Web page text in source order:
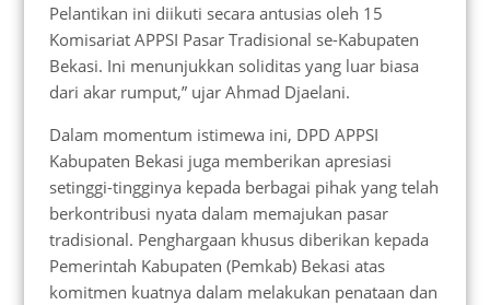
Pelantikan ini diikuti secara antusias oleh 15
Komisariat APPSI Pasar Tradisional se-Kabupaten
Bekasi. Ini menunjukkan soliditas yang luar biasa
dari akar rumput,” ujar Ahmad Djaelani.
Dalam momentum istimewa ini, DPD APPSI
Kabupaten Bekasi juga memberikan apresiasi
setinggi-tingginya kepada berbagai pihak yang telah
berkontribusi nyata dalam memajukan pasar
tradisional. Penghargaan khusus diberikan kepada
Pemerintah Kabupaten (Pemkab) Bekasi atas
komitmen kuatnya dalam melakukan penataan dan